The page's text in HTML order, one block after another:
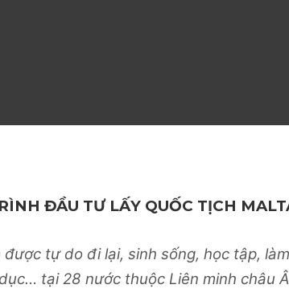
ĐẦU TƯ LẤY QUỐC TỊCH
được tự do đi lại, sinh sống, học tập,
tại 28 nước thuộc Liên minh châu